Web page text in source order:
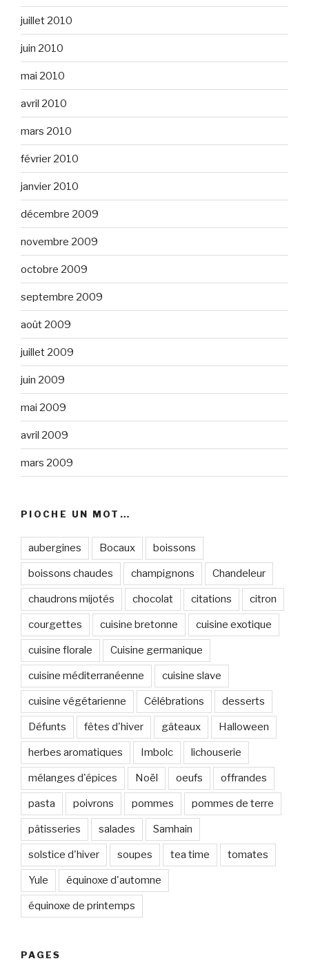
juillet 2010
juin 2010
mai 2010
avril 2010
mars 2010
février 2010
janvier 2010
décembre 2009
novembre 2009
octobre 2009
septembre 2009
août 2009
juillet 2009
juin 2009
mai 2009
avril 2009
mars 2009
PIOCHE UN MOT…
aubergines Bocaux boissons
boissons chaudes champignons Chandeleur
chaudrons mijotés chocolat citations citron
courgettes cuisine bretonne cuisine exotique
cuisine florale Cuisine germanique
cuisine méditerranéenne cuisine slave
cuisine végétarienne Célébrations desserts
Défunts fêtes d'hiver gâteaux Halloween
herbes aromatiques Imbolc lichouserie
mélanges d'épices Noël oeufs offrandes
pasta poivrons pommes pommes de terre
pâtisseries salades Samhain
solstice d'hiver soupes tea time tomates
Yule équinoxe d'automne
équinoxe de printemps
PAGES